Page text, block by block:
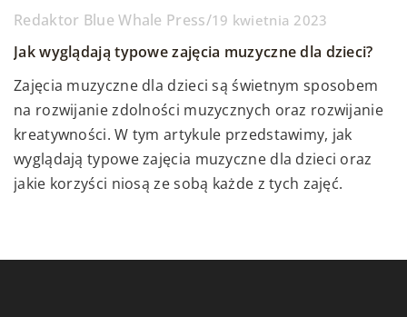
nowe możliwości kariery
Zwiększ swoje szanse na rynku pracy, wybierając kurs
zawodowy idealnie dopasowany do Twoich potrzeb i
ścieżki kariery. Dowiedz się, jak unikać najczęstszych
błędów i odkryj skuteczne strategie planowania
dalszej edukacji.
kompetencje przywódcze w Twojej firmie
Odkryj, jak wdrożenie efektywnych szkoleń online
może wzmocnić przywództwo w Twojej firmie i
podnieść jej ogólną efektywność.
Redaktor Blue Whale Press/19 kwietnia 2023
Jak wyglądają typowe zajęcia muzyczne dla dzieci?
Zajęcia muzyczne dla dzieci są świetnym sposobem
na rozwijanie zdolności muzycznych oraz rozwijanie
kreatywności. W tym artykule przedstawimy, jak
wyglądają typowe zajęcia muzyczne dla dzieci oraz
jakie korzyści niosą ze sobą każde z tych zajęć.